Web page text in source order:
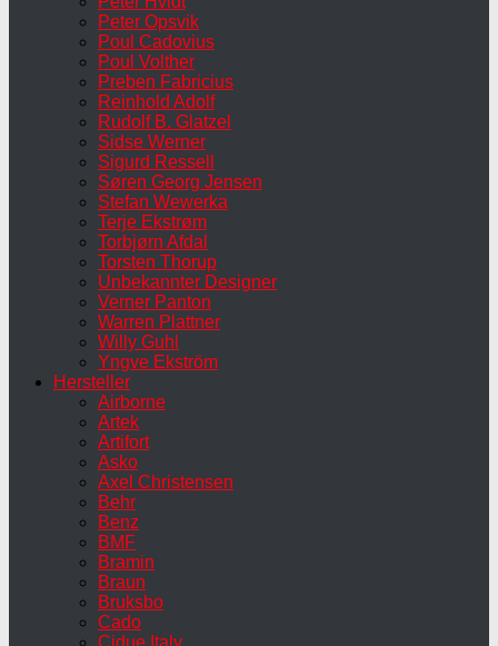
Peter Opsvik
Poul Cadovius
Poul Volther
Preben Fabricius
Reinhold Adolf
Rudolf B. Glatzel
Sidse Werner
Sigurd Ressell
Søren Georg Jensen
Stefan Wewerka
Terje Ekstrøm
Torbjørn Afdal
Torsten Thorup
Unbekannter Designer
Verner Panton
Warren Plattner
Willy Guhl
Yngve Ekström
Hersteller
Airborne
Artek
Artifort
Asko
Axel Christensen
Behr
Benz
BMF
Bramin
Braun
Bruksbo
Cado
Cidue Italy